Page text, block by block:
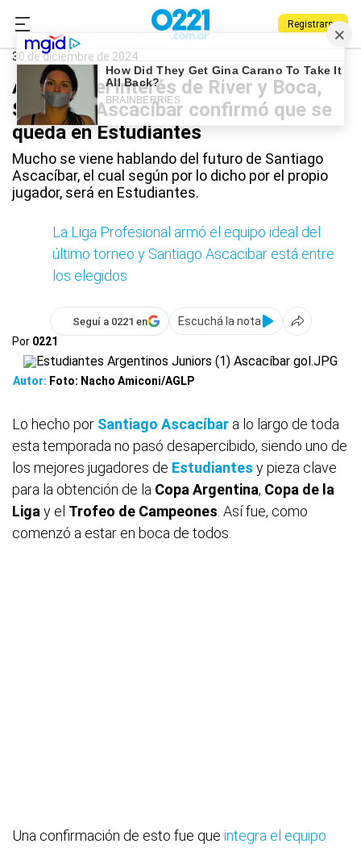
Registrarse
0221.com.ar Deportes
Santiago Ascacíbar
30 de diciembre de 2024
A pesar del interés de River y Boca,
Santiago Ascacíbar confirmó que se
queda en Estudiantes
Mucho se viene hablando del futuro de Santiago
Ascacíbar, el cual según por lo dicho por el propio
jugador, será en Estudiantes.
La Liga Profesional armó el equipo ideal del
último torneo y Santiago Ascacibar está entre
los elegidos
Seguí a 0221 en
Escuchá la nota
Por 0221
Autor: Foto: Nacho Amiconi/AGLP
Lo hecho por Santiago Ascacíbar a lo largo de toda
esta temporada no pasó desapercibido, siendo uno de
los mejores jugadores de Estudiantes y pieza clave
para la obtención de la Copa Argentina, Copa de la
Liga y el Trofeo de Campeones . Así fue, como
comenzó a estar en boca de todos.
Una confirmación de esto fue que integra el equipo